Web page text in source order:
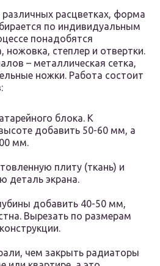
расцветках, форма
по индивидуальным
понадобятся
ножовка, степлер и отвертки.
– металлическая сетка,
ножки. Работа состоит
блока. К
добавить 50-60 мм, а
мм.
плиту (ткань) и
деталь экрана.
добавить 40-50 мм,
Вырезать по размерам
чем закрыть радиаторы